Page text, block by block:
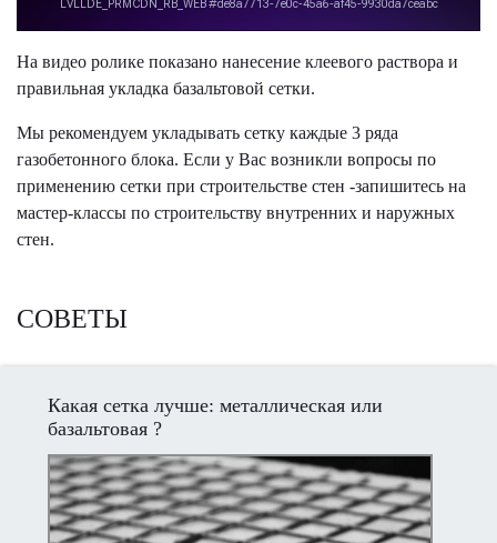
На видео ролике показано нанесение клеевого раствора и
правильная укладка базальтовой сетки.
Мы рекомендуем укладывать сетку каждые 3 ряда
газобетонного блока. Если у Вас возникли вопросы по
применению сетки при строительстве стен -запишитесь на
мастер-классы по строительству внутренних и наружных
стен.
СОВЕТЫ
Какая сетка лучше: металлическая или
базальтовая ?